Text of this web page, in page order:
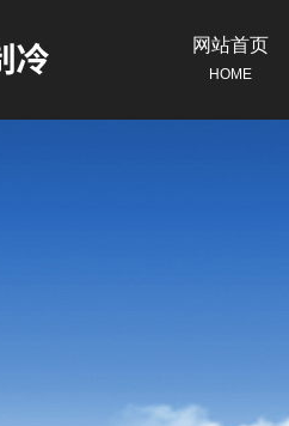
网站首页
HOME